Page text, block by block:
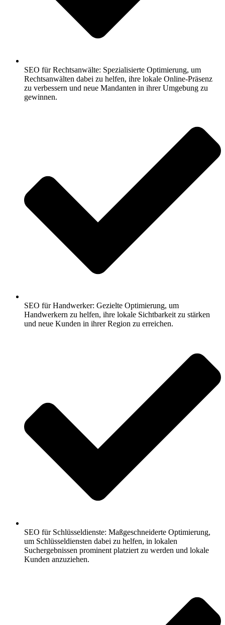
SEO für Rechtsanwälte: Spezialisierte Optimierung, um
Rechtsanwälten dabei zu helfen, ihre lokale Online-Präsenz
zu verbessern und neue Mandanten in ihrer Umgebung zu
gewinnen.
SEO für Handwerker: Gezielte Optimierung, um
Handwerkern zu helfen, ihre lokale Sichtbarkeit zu stärken
und neue Kunden in ihrer Region zu erreichen.
SEO für Schlüsseldienste: Maßgeschneiderte Optimierung,
um Schlüsseldiensten dabei zu helfen, in lokalen
Suchergebnissen prominent platziert zu werden und lokale
Kunden anzuziehen.